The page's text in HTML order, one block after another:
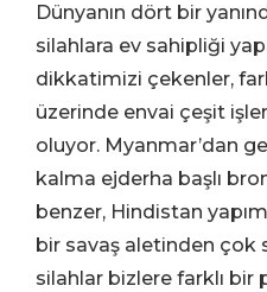
Dünyanın dört bir
silahlara ev sahipliği
dikkatimizi çekenler,
üzerinde envai çeşit
oluyor. Myanmar’dan
kalma ejderha başlı
benzer, Hindistan
bir savaş aletinden çok
silahlar bizlere farklı bir